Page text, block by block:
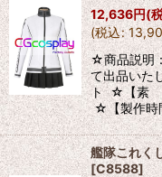
12,636円(
(税込:
☆商品説明
て出品いた
ト ☆【素
☆【製作時
艦隊これ
[C8588]